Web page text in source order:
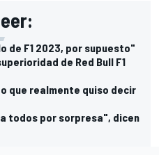
de F1 2023, por supuesto"
de Red Bull F1
que realmente quiso decir
todos por sorpresa", dicen